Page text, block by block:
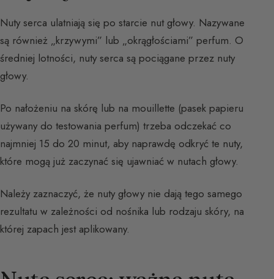
Nuty serca ulatniają się po starcie nut głowy. Nazywane
są również „krzywymi” lub „okrągłościami” perfum. O
średniej lotności, nuty serca są pociągane przez nuty
głowy.
Po nałożeniu na skórę lub na mouillette (pasek papieru
używany do testowania perfum) trzeba odczekać co
najmniej 15 do 20 minut, aby naprawdę odkryć te nuty,
które mogą już zaczynać się ujawniać w nutach głowy.
Należy zaznaczyć, że nuty głowy nie dają tego samego
rezultatu w zależności od nośnika lub rodzaju skóry, na
której zapach jest aplikowany.